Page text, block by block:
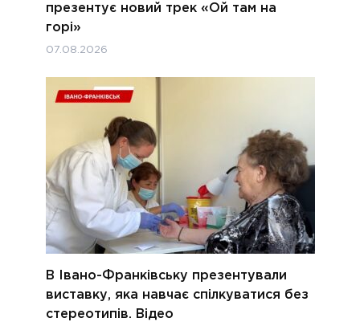
презентує новий трек «Ой там на
горі»
07.08.2026
В Івано-Франківську презентували
виставку, яка навчає спілкуватися без
стереотипів. Відео